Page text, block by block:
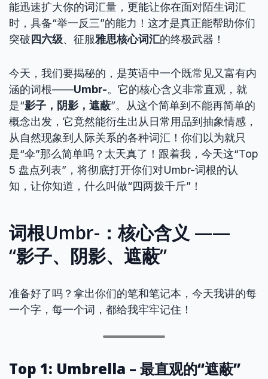
能迅速扩大你的词汇量，更能让你在面对陌生词汇
时，具备“举一反三”的能力！这才是真正能帮助你们
突破 四六级、征服雅思核心词汇的终极武器！
今天，我们要揭秘的，是英语中一个既常见又富有内
涵的词根——Umbr-。它的核心含义非常直观，就
是“影子，阴影，遮蔽”。从这个简单到不能再简单的
概念出发，它竟然能衍生出从日常用品到抽象情感，
从自然现象到人际关系的各种词汇！你们以为就只
是“伞”那么简单吗？太天真了！跟着我，今天这“Top
5 盘点列表”，将彻底打开你们对Umbr-词根的认
知，让你知道，什么叫做“四两拨千斤”！
词根Umbr-：核心含义 ——
“影子、阴影、遮蔽”
准备好了吗？拿出你们的笔和笔记本，今天我讲的每
一个字，每一个词，都给我牢牢记住！
Top 1: Umbrella – 最直观的“遮蔽”